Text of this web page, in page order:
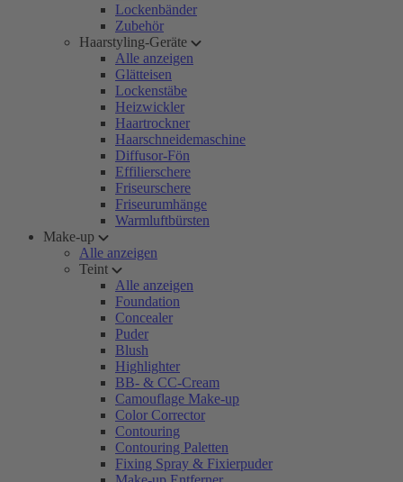
Lockenbänder
Zubehör
Haarstyling-Geräte
Alle anzeigen
Glätteisen
Lockenstäbe
Heizwickler
Haartrockner
Haarschneidemaschine
Diffusor-Fön
Effilierschere
Friseurschere
Friseurumhänge
Warmluftbürsten
Make-up
Alle anzeigen
Teint
Alle anzeigen
Foundation
Concealer
Puder
Blush
Highlighter
BB- & CC-Cream
Camouflage Make-up
Color Corrector
Contouring
Contouring Paletten
Fixing Spray & Fixierpuder